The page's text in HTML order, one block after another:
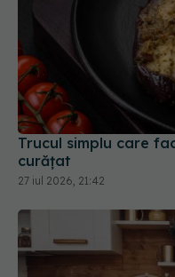
Trucul simplu care
curățat
27 iul 2026, 21:42